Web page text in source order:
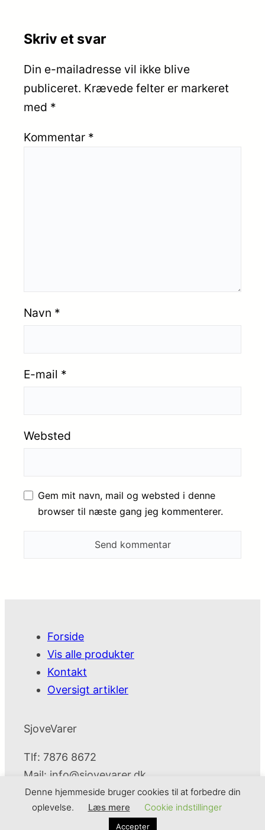
Skriv et svar
Din e-mailadresse vil ikke blive
publiceret. Krævede felter er markeret
med *
Kommentar *
Navn *
E-mail *
Websted
Gem mit navn, mail og websted i denne
browser til næste gang jeg kommenterer.
Forside
Vis alle produkter
Kontakt
Oversigt artikler
SjoveVarer
Tlf: 7876 8672
Mail: info@sjovevarer.dk
Cookie- og privatlivspolitik
Denne hjemmeside bruger cookies til at forbedre din
oplevelse.
Læs mere Cookie indstillinger
Accepter